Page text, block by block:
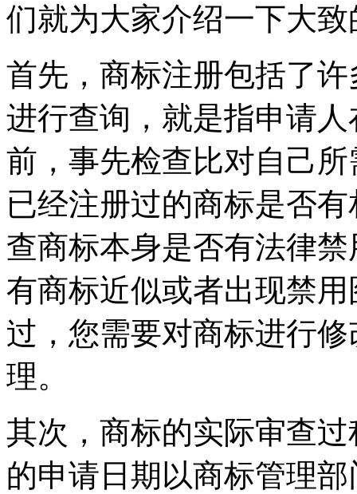
们就为大家介绍一下大
首先，商标注册包括了
进行查询，就是指申请
前，事先检查比对自己
已经注册过的商标是否
查商标本身是否有法律
有商标近似或者出现禁
过，您需要对商标进行
理。
其次，商标的实际审查
的申请日期以商标管理